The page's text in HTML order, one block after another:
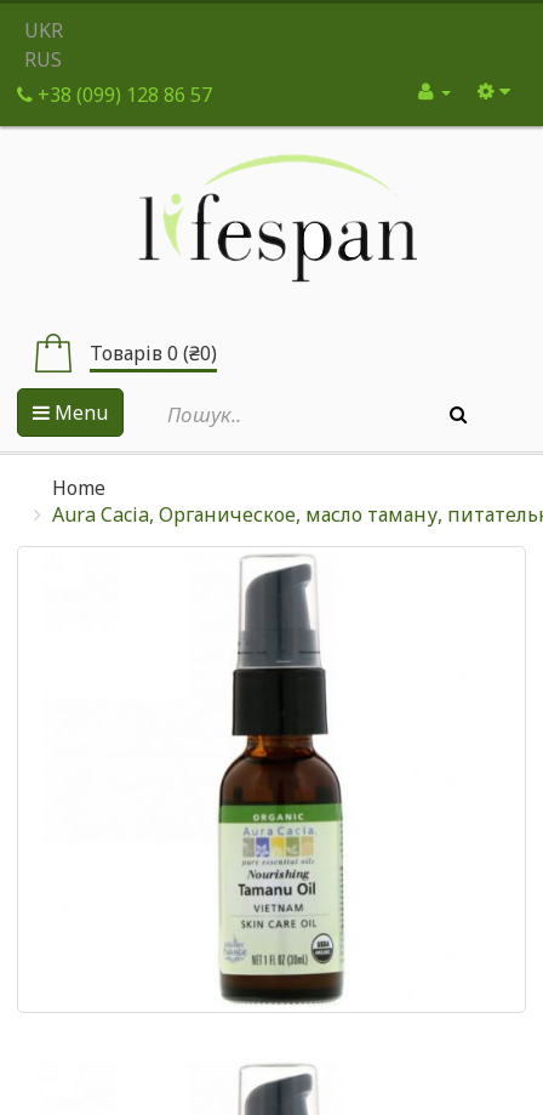
UKR
RUS
+38 (099) 128 86 57
Товарів 0 (₴0)
Menu
Home
Aura Cacia, Органическое, масло таману,